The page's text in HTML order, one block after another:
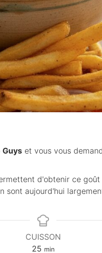
Guys et vous vous
d'obtenir ce
sont aujourd'hui
CUISSON
25 m
min